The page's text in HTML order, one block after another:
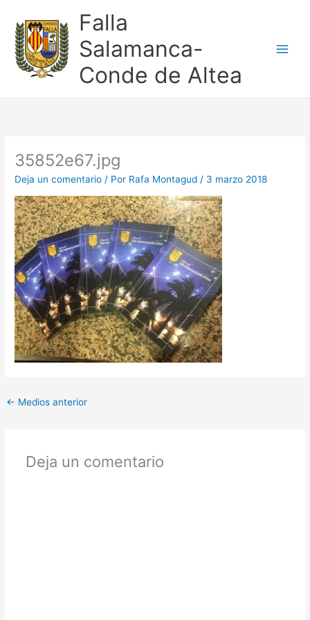
contenido
Falla
Salamanca-
Conde de Altea
35852e67.jpg
Deja un comentario / Por Rafa Montagud/ 3 marzo 2018
← Medios anterior
Deja un comentario